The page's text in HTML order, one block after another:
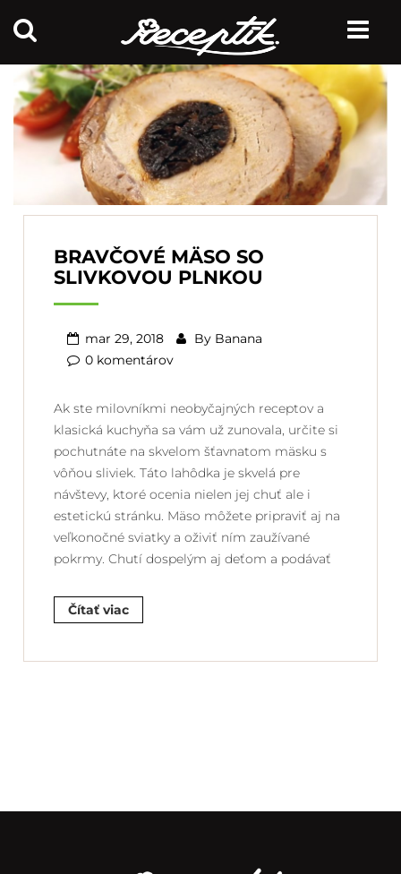
BRAVČOVÉ MÄSO SO
SLIVKOVOU PLNKOU
mar 29, 2018 By Banana
0 komentárov
Ak ste milovníkmi neobyčajných receptov a
klasická kuchyňa sa vám už zunovala, určite si
pochutnáte na skvelom šťavnatom mäsku s
vôňou sliviek. Táto lahôdka je skvelá pre
návštevy, ktoré ocenia nielen jej chuť ale i
estetickú stránku. Mäso môžete pripraviť aj na
veľkonočné sviatky a oživiť ním zaužívané
pokrmy. Chutí dospelým aj deťom a podávať
Čítať viac